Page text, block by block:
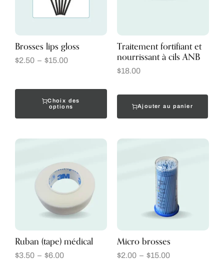
Brosses lips gloss
$2.50 – $15.00
Choix des
options
Traitement fortifiant et
nourrissant à cils ANB
$18.00
Ajouter au panier
Ruban (tape) médical
$3.50 – $6.00
Micro brosses
$2.00 – $15.00